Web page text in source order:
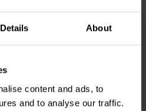
Details About
content and ads, to
and to analyse our traffic.
Schwingungen vom Rahmen auf
des Rahmens befestigt und hat
der der
MR13PNW-8
Tiefmitteltöner